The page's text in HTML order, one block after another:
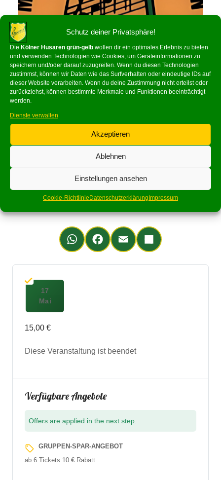
Schutz deiner Privatsphäre!
Die Kölner Husaren grün-gelb wollen dir ein optimales Erlebnis zu bieten
und verwenden Technologien wie Cookies, um Geräteinformationen zu
speichern und/oder darauf zuzugreifen. Wenn du diesen Technologien
zustimmst, können wir Daten wie das Surfverhalten oder eindeutige IDs auf
dieser Website verarbeiten. Wenn du deine Zustimmung nicht erteilst oder
zurückziehst, können bestimmte Merkmale und Funktionen beeinträchtigt
werden.
Dienste verwalten
Akzeptieren
Ablehnen
Einstellungen ansehen
Cookie-RichtlinieDatenschutzerklärungImpressum
Musikcorps Kölner Husaren
Grün-Gelb
Wh
ats
Ap
p
Fa
ce
bo
Em
ail
Teil
en
17
Mai
15,00 €
Diese Veranstaltung ist beendet
Verfügbare Angebote
Offers are applied in the next step.
local_offer GRUPPEN-SPAR-ANGEBOT
ab 6 Tickets 10 € Rabatt